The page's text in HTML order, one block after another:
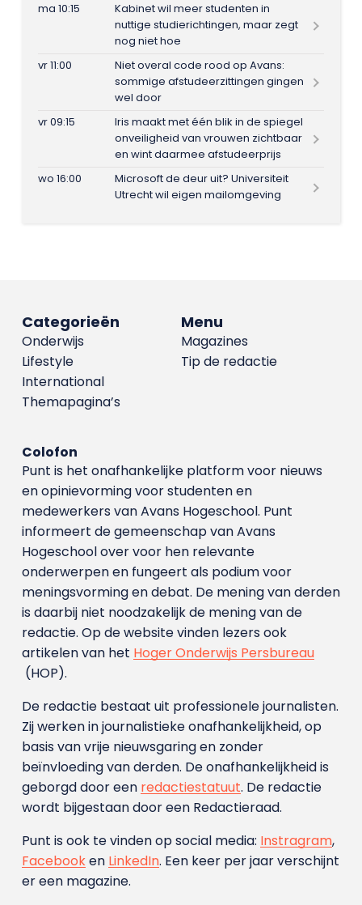
ma 10:15
Kabinet wil meer studenten in
nuttige studierichtingen, maar zegt
nog niet hoe
vr 11:00
Niet overal code rood op Avans:
sommige afstudeerzittingen gingen
wel door
vr 09:15
Iris maakt met één blik in de spiegel
onveiligheid van vrouwen zichtbaar
en wint daarmee afstudeerprijs
wo 16:00
Microsoft de deur uit? Universiteit
Utrecht wil eigen mailomgeving
Menu
Magazines
Tip de redactie
Categorieën
Onderwijs
Lifestyle
International
Themapagina’s
Colofon
Punt is het onafhankelijke platform voor nieuws
en opinievorming voor studenten en
medewerkers van Avans Hoge­school. Punt
informeert de gemeenschap van Avans
Hogeschool over voor hen relevante
onderwerpen en fungeert als podium voor
meningsvorming en debat. De mening van derden
is daarbij niet noodzakelijk de mening van de
redactie. Op de website vinden lezers ook
artikelen van het Hoger Onderwijs Persbureau
(HOP).
De redactie bestaat uit professionele journalisten.
Zij werken in journalistieke onafhankelijkheid, op
basis van vrije nieuwsgaring en zonder
beïnvloeding van derden. De onafhankelijkheid is
geborgd door een redactiestatuut. De redactie
wordt bijgestaan door een Redactieraad.
Punt is ook te vinden op social media: Instragram,
Facebooken LinkedIn. Een keer per jaar verschijnt
er een magazine.